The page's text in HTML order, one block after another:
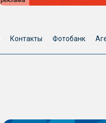
Контакты Фотобанк